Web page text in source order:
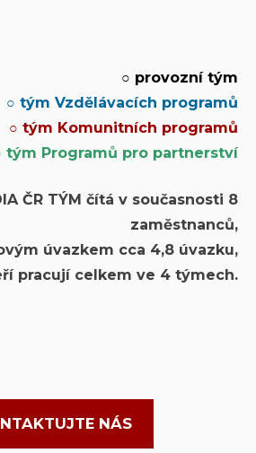
○ provozní tým
○ tým Vzdělávacích programů
○ tým Komunitních programů
tým Programů pro partnerství
ČR TÝM čítá v současnosti 8
zaměstnanců,
úvazkem cca 4,8 úvazku,
pracují celkem ve 4 týmech.
NÁS